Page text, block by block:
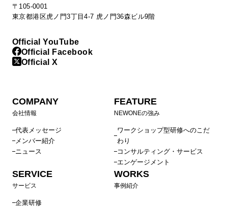
戦略構築研修・​ 事業変革マネジメント研修​
人材ポートフォリオ研修（部長編）目標設定・評価者研修
推せる職場ゲームで体感するエンゲージメントサーベイ活
用ワークショップ
エンゲージメントサーベイ結果から見た課題別アプローチ
エンゲージメントワークショップ～やりがい向上編～
マネジメント層向け理念浸透ワークショップ
中途オンボーディング支援プログラム（受け入れ上司向
キャリアクラフトシリーズ：キャリア支援マネジメント研
修
チーム伴走支援組織開発プログラム
〒105-0001
東京都港区虎ノ門3丁目4-7 虎ノ門36森ビル9階
Official YouTube
Official Facebook
Official X
COMPANY
会社情報
代表メッセージ
メンバー紹介
ニュース
FEATURE
NEWONEの強み
ワークショップ型研修へのこだ
わり
コンサルティング・サービス
エンゲージメント
SERVICE
サービス
企業研修
WORKS
事例紹介